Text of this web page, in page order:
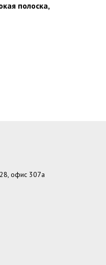
полоска,
офис 307а